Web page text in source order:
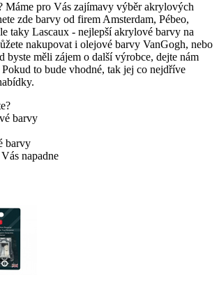
Máme pro Vás zajímavy výběr akrylových
zde barvy od firem Amsterdam, Pébeo,
taky Lascaux - nejlepší akrylové barvy na
nakupovat i olejové barvy VanGogh, nebo
byste měli zájem o další výrobce, dejte nám
to bude vhodné, tak jej co nejdříve
barvy
barvy
napadne